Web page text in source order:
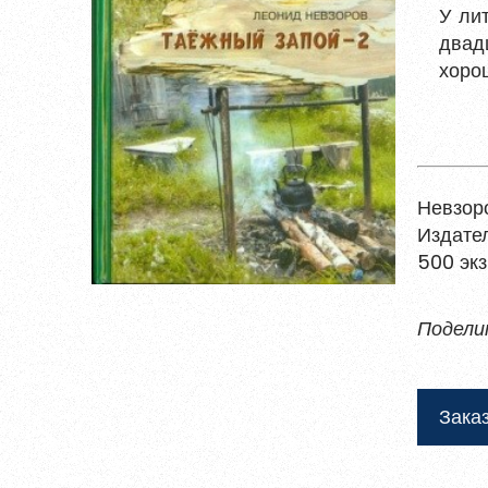
У
500
Войти
Восстановить пароль
Пароль должен быть минимум 6
прописную букву, одну цифру и один
правилами